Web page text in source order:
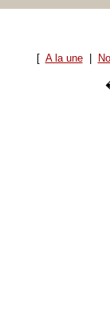
[ A la une|